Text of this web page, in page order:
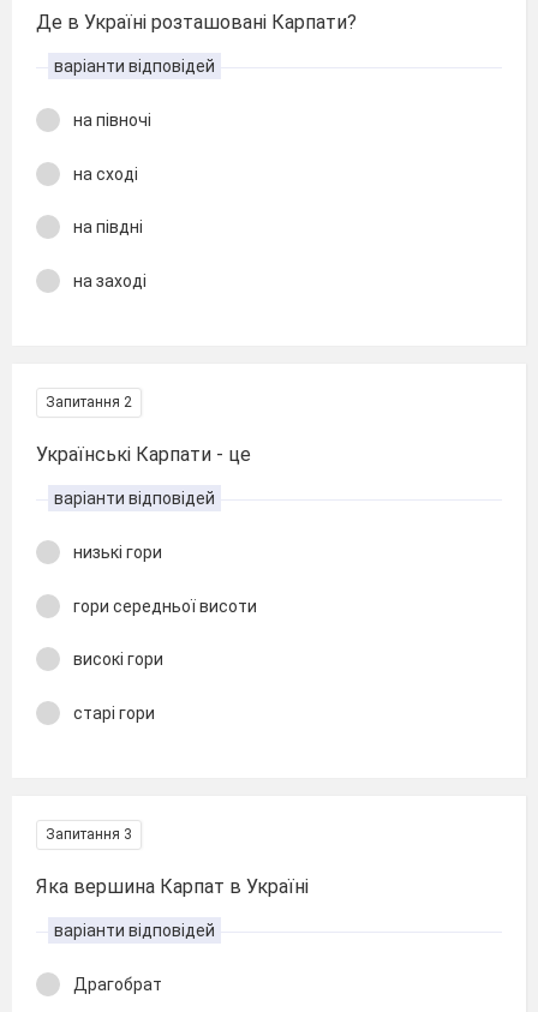
Де в Україні розташовані Карпати?
варіанти відповідей
на півночі
на сході
на півдні
на заході
Запитання 2
Українські Карпати - це
варіанти відповідей
низькі гори
гори середньої висоти
високі гори
старі гори
Запитання 3
Яка вершина Карпат в Україні
варіанти відповідей
Драгобрат